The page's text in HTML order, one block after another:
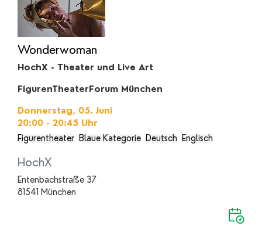
Wonderwoman
HochX - Theater und Live Art
FigurenTheaterForum München
Donnerstag, 05. Juni
20:00 - 20:45 Uhr
Figurentheater Blaue Kategorie Deutsch Englisch
HochX
Entenbachstraße 37
81541 München